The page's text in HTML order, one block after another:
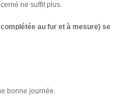
ne suffit plus.
au fur et à mesure) se
bonne journée.